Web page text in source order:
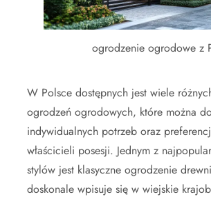
ogrodzenie ogrodowe z
W Polsce dostępnych jest wiele
ogrodzeń ogrodowych, które można
indywidualnych potrzeb oraz
właścicieli posesji. Jednym z
stylów jest klasyczne ogrodzenie
doskonale wpisuje się w wiejskie